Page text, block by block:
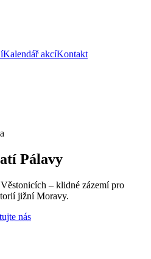
Kalendář akcíKontakt
Pálavy
– klidné zázemí pro
jižní Moravy.
nás